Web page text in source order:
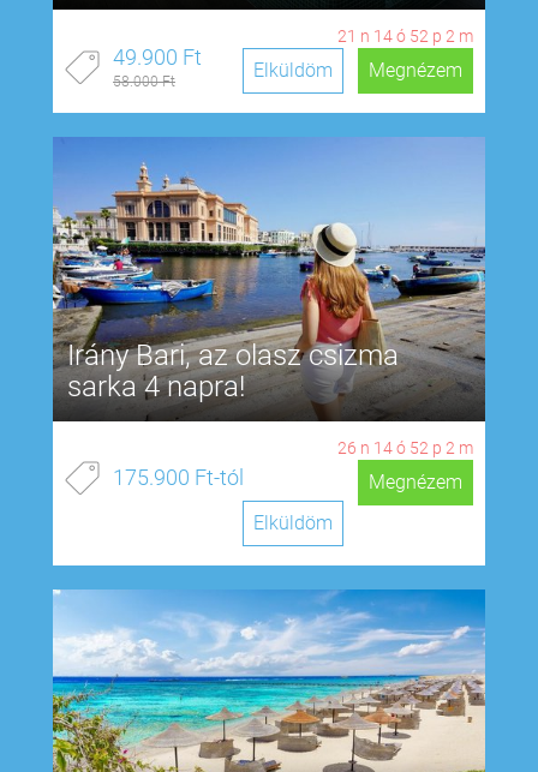
21 n 14ó 52 p 1 m
49.900 Ft
58.000 Ft Megnézem
Elküldöm
Irány Bari, az olasz csizma
sarka 4 napra!
26 n 14ó 52 p 1 m
175.900 Ft-tól
Megnézem
Elküldöm